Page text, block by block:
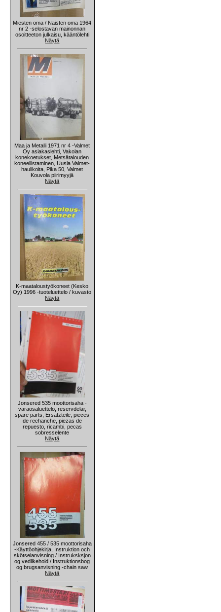
Miesten oma / Naisten oma 1964
nr 2 -selostavan mainonnan
osoitteeton julkaisu, kääntölehti
Näytä
Maa ja Metalli 1971 nr 4 -Valmet
Oy asiakaslehti, Vakolan
konekoetukset, Metsätalouden
koneellistaminen, Uusia Valmet-
haulikoita, Pika 50, Valmet
Kouvola piirimyyjä
Näytä
K-maataloustyökoneet (Kesko
Oy) 1996 -tuoteluettelo / kuvasto
Näytä
Jonsered 535 moottorisaha -
varaosaluettelo, reservdelar,
spare parts, Ersatzteile, pieces
de rechanche, piezas de
repuesto, ricambi, pecas
sobresselente
Näytä
Jonsered 455 / 535 moottorisaha
-Käyttöohjekirja, Instruktion och
skötselanvisning / Instruksksjon
og vedlikehold / Instruktionsbog
og brugsanvisning -chain saw
Näytä